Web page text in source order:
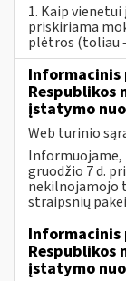
1. Kaip
priskiriama
plėtros (toliau
Informacinis
Respublikos
įstatymo
Web turinio
Informuojame,
gruodžio 7 d.
nekilnojamojo
straipsnių
Informacinis
Respublikos
įstatymo